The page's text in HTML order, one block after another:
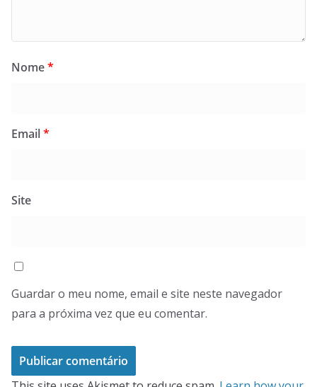
Nome*
Email*
Site
Guardar o meu nome, email e site neste navegador
para a próxima vez que eu comentar.